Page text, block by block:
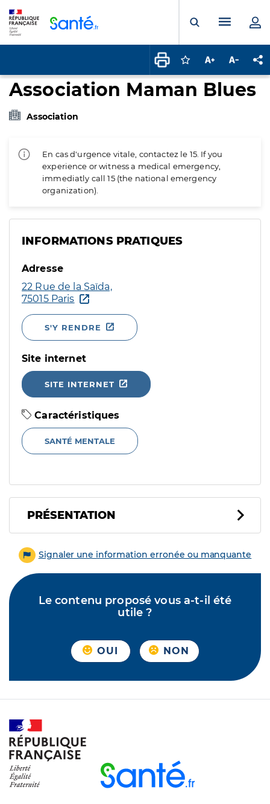
Ouvrir laMenu
Connectez-vous
Augmenter la
Association Maman Blues
Association
En cas d'urgence vitale, contactez le 15. If you
experience or witness a medical emergency,
immediatly call 15 (the national emergency
organization).
INFORMATIONS PRATIQUES
Adresse
22 Rue de la Saïda,
75015 Paris
S'Y RENDRE
Site internet
SITE INTERNET
Caractéristiques
SANTÉ MENTALE
PRÉSENTATION
Signaler une information erronée ou manquante
Le contenu proposé vous a-t-il été
utile ?
OUI NON